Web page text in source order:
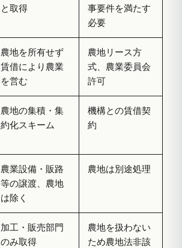
と取得
事要件を満たす
必要
農地を所有せず
賃借により農業
を営む
農地リース方
式、農業委員会
許可
農地の集積・集
約化スキーム
機構との賃借契
約
農業設備・販路
等の譲渡、農地
は除く
農地は別途処理
加工・販売部門
のみ取得
農地を扱わない
ため農地法非該